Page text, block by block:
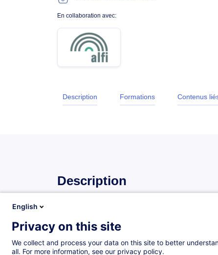
En collaboration avec:
Description Formations Contenus
Description
Au cours des dernières années, la House of
l'ALFI, une offre de formation exhaustive sur
Luxembourg.
English
Privacy on this site
We collect and process your data on this site to better
all. For more information, see our privacy policy.